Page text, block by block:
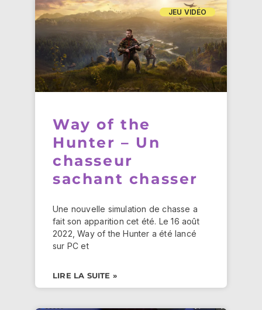
JEU VIDÉO
Way of the
Hunter – Un
chasseur
sachant chasser
Une nouvelle simulation de chasse a
fait son apparition cet été. Le 16 août
2022, Way of the Hunter a été lancé
sur PC et
LIRE LA SUITE »